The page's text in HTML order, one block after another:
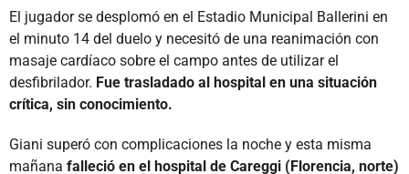
El jugador se desplomó en el Estadio Municipal Ballerini en
el minuto 14 del duelo y necesitó de una reanimación con
masaje cardíaco sobre el campo antes de utilizar el
desfibrilador. Fue trasladado al hospital en una situación
crítica, sin conocimiento.
Giani superó con complicaciones la noche y esta misma
mañana falleció en el hospital de Careggi (Florencia, norte)